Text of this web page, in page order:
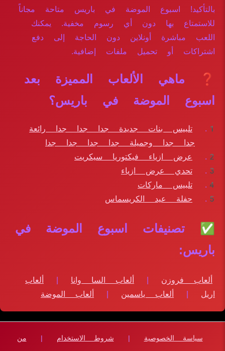
بالتأكيد! اسبوع الموضة في باريس متاحة مجاناً
للاستمتاع بها دون أي رسوم مخفية. يمكنك
اللعب مباشرة أونلاين دون الحاجة إلى دفع
اشتراكات أو تحميل ملفات إضافية.
❓ ماهي الألعاب المميزة بعد
اسبوع الموضة في باريس؟
تلبيس بنات جديدة جدا جدا جدا رائعة
جدا جدا وجميلة جدا جدا جدا جدا
عرض ازياء فيكتوريا سيكريت
تحدي عرض ازياء
تلبيس ماركات
حفلة عيد الكريسماس
✅ تصنيفات اسبوع الموضة في
باريس:
ألعاب فروزن | ألعاب السا وانا |
ألعاب
اريل
| ألعاب ياسمين | ألعاب الموضة
سياسة الخصوصية | شروط الاستخدام | من